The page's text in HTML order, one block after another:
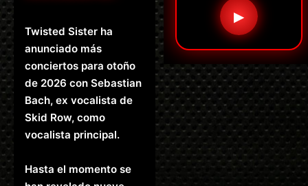
Twisted Sister ha
anunciado más
conciertos para otoño
de 2026 con Sebastian
Bach, ex vocalista de
Skid Row, como
vocalista principal.
Hasta el momento se
▶